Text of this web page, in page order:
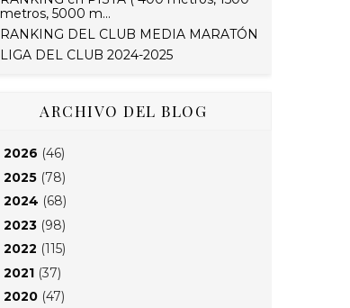
metros, 5000 m...
RANKING DEL CLUB MEDIA MARATÓN
LIGA DEL CLUB 2024-2025
ARCHIVO DEL BLOG
2026 (46)
2025 (78)
2024 (68)
2023 (98)
2022 (115)
2021 (37)
2020 (47)